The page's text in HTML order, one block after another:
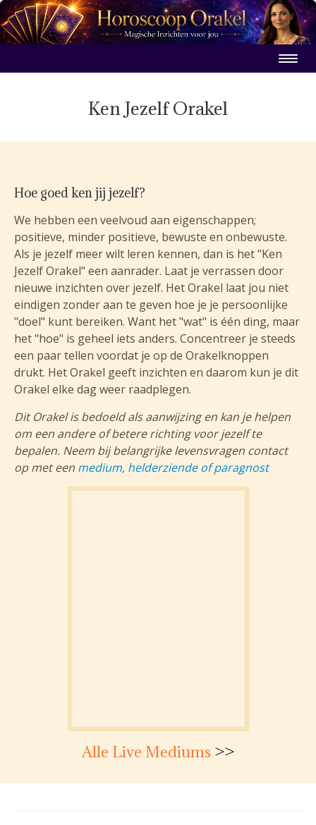
Ken Jezelf Orakel
Hoe goed ken jij jezelf?
We hebben een veelvoud aan eigenschappen;
positieve, minder positieve, bewuste en onbewuste.
Als je jezelf meer wilt leren kennen, dan is het "Ken
Jezelf Orakel" een aanrader. Laat je verrassen door
nieuwe inzichten over jezelf. Het Orakel laat jou niet
eindigen zonder aan te geven hoe je je persoonlijke
"doel" kunt bereiken. Want het "wat" is één ding, maar
het "hoe" is geheel iets anders. Concentreer je steeds
een paar tellen voordat je op de Orakelknoppen
drukt. Het Orakel geeft inzichten en daarom kun je dit
Orakel elke dag weer raadplegen.
Dit Orakel is bedoeld als aanwijzing en kan je helpen
om een andere of betere richting voor jezelf te
bepalen. Neem bij belangrijke levensvragen contact
op met een medium, helderziende of paragnost
Alle Live Mediums >>